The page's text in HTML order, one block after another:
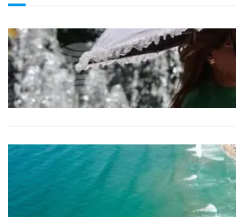
БЕЗ КАТЕГОРИЯ
Жега до 37°: НИМХ
код за опасно време.
ИКОНОМИКА
Интерактивна
бази по